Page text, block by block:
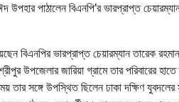
উপহার পাঠালেন বিএনপি’র ভারপ্রাপ্ত
বিএনপির ভারপ্রাপ্ত চেয়ারম্যান তারেক
উপজেলার জারিয়া গ্রামে তার পরিবারের
সঙ্গে উপস্থিত ছিলেন ঢাকা দক্ষিণ